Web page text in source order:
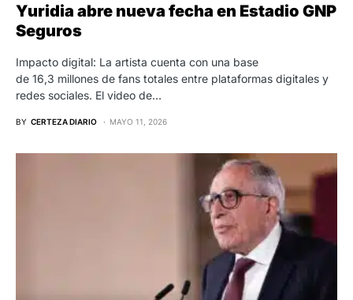
Yuridia abre nueva fecha en Estadio GNP
Seguros
Impacto digital: La artista cuenta con una base
de 16,3 millones de fans totales entre plataformas digitales y
redes sociales. El video de…
BY CERTEZA DIARIO MAYO 11, 2026